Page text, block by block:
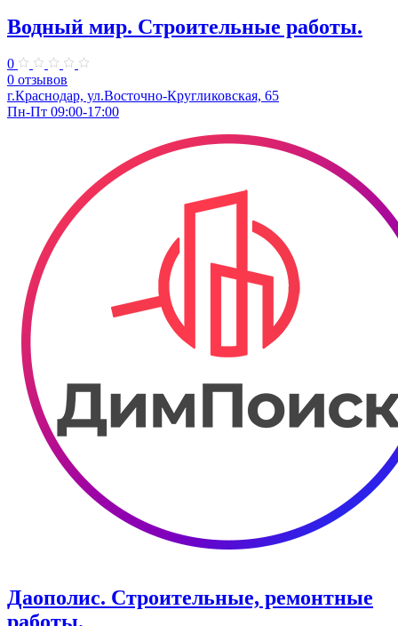
Водный мир. Строительные работы.
0
0 отзывов
г.Краснодар, ул.Восточно-Кругликовская, 65
Пн-Пт 09:00-17:00
Даополис. Строительные, ремонтные